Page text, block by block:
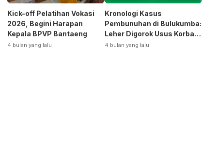
Kick-off Pelatihan Vokasi
2026, Begini Harapan
Kepala BPVP Bantaeng
4 bulan yang lalu
Kronologi Kasus
Pembunuhan di Bulukumba:
Leher Digorok Usus Korban
Dikeluarkan
4 bulan yang lalu